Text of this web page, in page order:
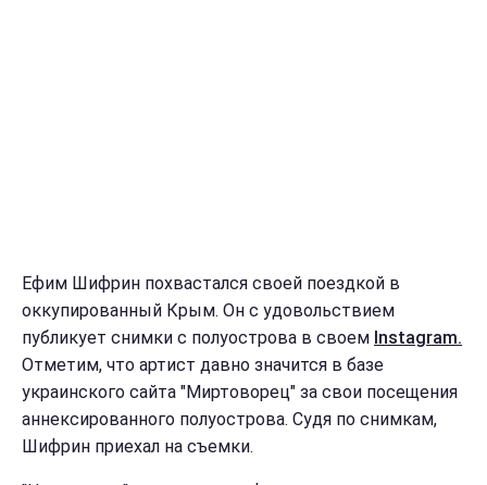
Ефим Шифрин похвастался своей поездкой в
оккупированный Крым. Он с удовольствием
публикует снимки с полуострова в своем Instagram.
Отметим, что артист давно значится в базе
украинского сайта "Миртоворец" за свои посещения
аннексированного полуострова. Судя по снимкам,
Шифрин приехал на съемки.